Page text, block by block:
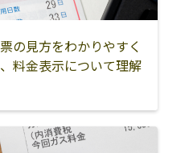
大垣市
1012-1
0584-91-1007
大垣市
0584-78-4521
大垣市
895-1
0584-89-3544
恵那市
飛騨市
の見方をわかりやすく
料金表示について理解